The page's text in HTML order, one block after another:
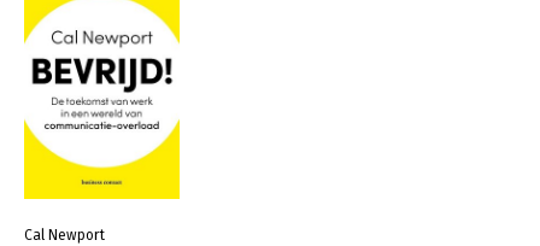
Cal Newport